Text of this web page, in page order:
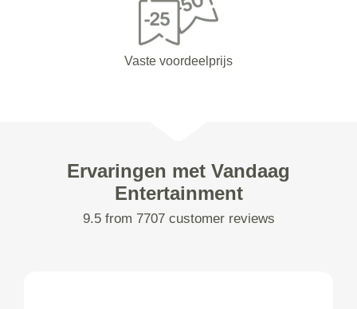
Vaste voordeelprijs
Ervaringen met Vandaag
Entertainment
9.5 from 7707 customer reviews